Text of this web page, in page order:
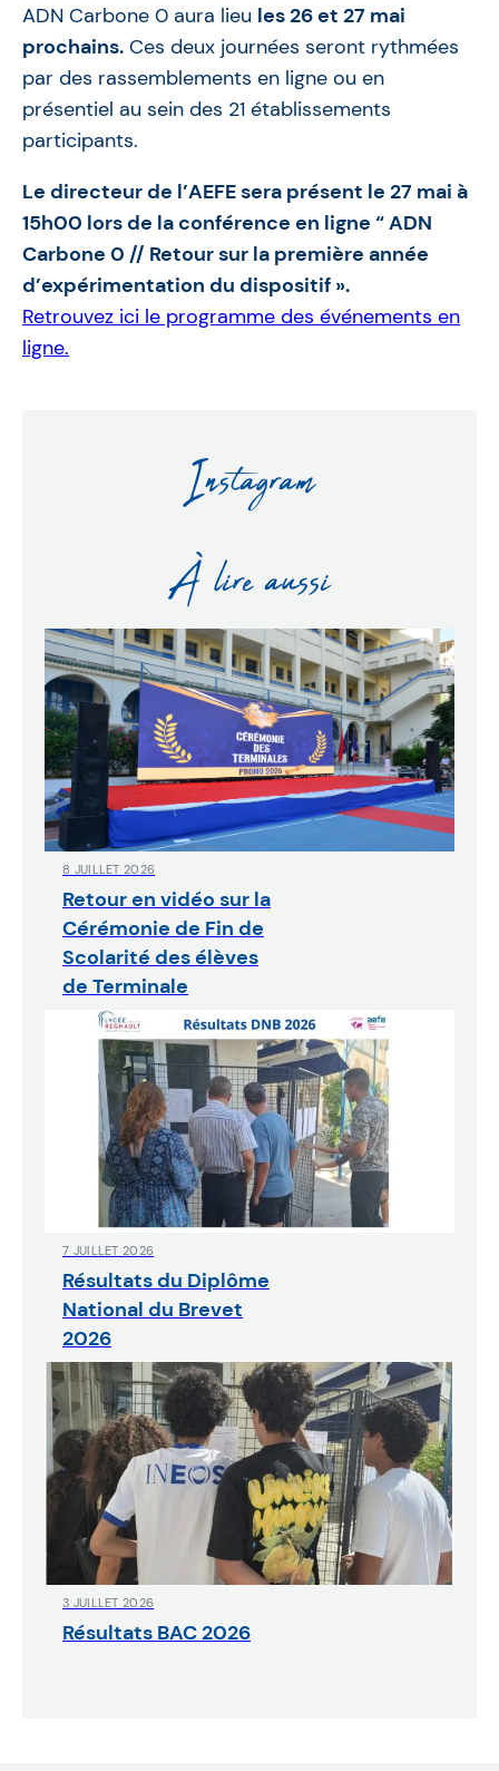
ADN Carbone 0 aura lieu les 26 et 27 mai
prochains. Ces deux journées seront rythmées
par des rassemblements en ligne ou en
présentiel au sein des 21 établissements
participants.
Le directeur de l’AEFE sera présent le 27 mai à
15h00 lors de la conférence en ligne “ ADN
Carbone 0 // Retour sur la première année
d’expérimentation du dispositif ».
Retrouvez ici le programme des événements en
ligne.
Instagram
À lire aussi
8 JUILLET 2026
Retour en vidéo sur la
Cérémonie de Fin de
Scolarité des élèves
de Terminale
7 JUILLET 2026
Résultats du Diplôme
National du Brevet
2026
3 JUILLET 2026
Résultats BAC 2026